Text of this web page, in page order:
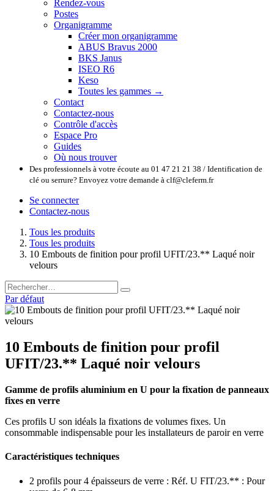
Rendez-vous
Postes
Organigramme
Créer mon organigramme
ABUS Bravus 2000
BKS Janus
ISEO R6
Keso
Toutes les gammes →
Contact
Contactez-nous
Contrôle d'accès
Espace Pro
Guides
Où nous trouver
Des professionnels à votre écoute au 01 47 21 21 38 / Identification de
clé ou serrure? Envoyez votre demande à clf@cleferm.fr
Se connecter
Contactez-nous
Tous les produits
Tous les produits
10 Embouts de finition pour profil UFIT/23.** Laqué noir
velours
Par défaut
10 Embouts de finition pour profil
UFIT/23.** Laqué noir velours
Gamme de profils aluminium en U pour la fixation de panneaux
fixes en verre
Ces profils U son idéals la fixations de volumes fixes. Un
consommable indispensable pour les installateurs de paroir en verre
Caractéristiques techniques
2 profils pour 4 épaisseurs de verre : Réf. U FIT/23.** : Pour